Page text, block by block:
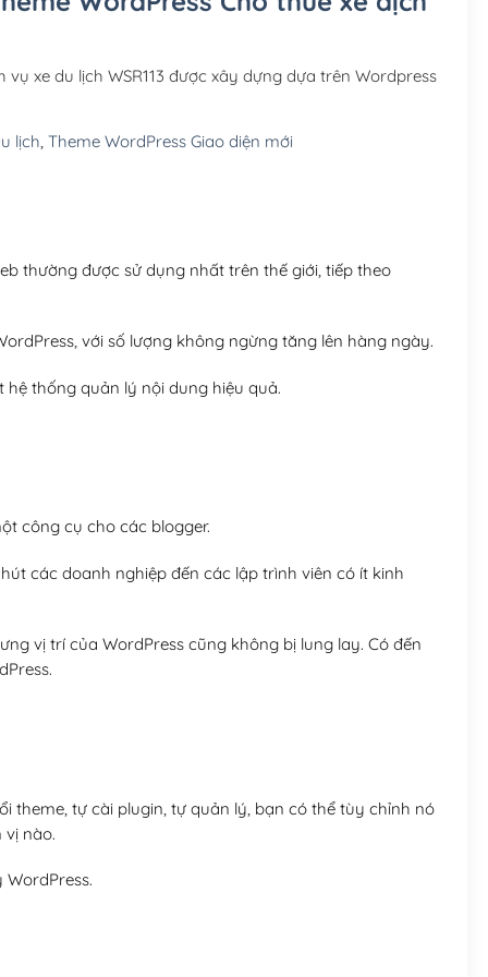
Hosting 5GB SSD (1
xe du lịch WSR113 được xây dựng dựa trên Wordpress
lịch, Theme WordPress Giao diện mới
thường được sử dụng nhất trên thế giới, tiếp theo
với số lượng không ngừng tăng lên hàng ngày.
thống quản lý nội dung hiệu quả.
công cụ cho các blogger.
các doanh nghiệp đến các lập trình viên có ít kinh
vị trí của WordPress cũng không bị lung lay. Có đến
theme, tự cài plugin, tự quản lý, bạn có thể tùy chỉnh nó
nào.